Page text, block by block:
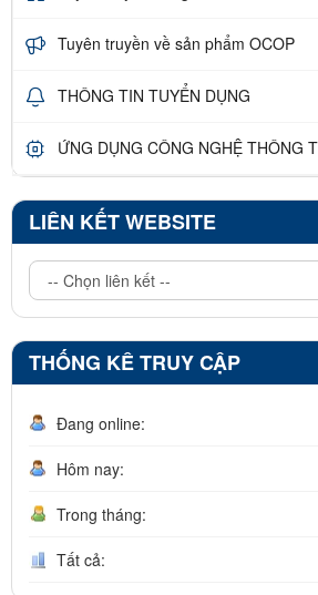
Tuyên truyền về sản phẩm OCOP
THÔNG TIN TUYỂN DỤNG
ỨNG DỤNG CÔNG NGHỆ THÔNG
LIÊN KẾT WEBSITE
THỐNG KÊ TRUY CẬP
Đang online:
Hôm nay:
Trong tháng:
Tất cả: